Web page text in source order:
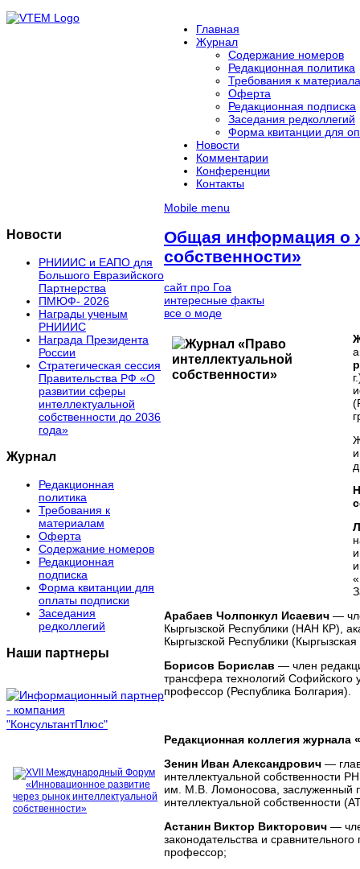
Главная
Журнал
Содержание номеров
Редакционная политика
Требования к
Оферта
Редакционная подписка
Заседания редколлегий
Форма квитанции для
Новости
Комментарии
Конференции
Контакты
Mobile menu
Новости
РНИИИС и ЕАПО для
Большого Евразийского
Партнерства
ПМЮФ- 2026
Награды ученым
РНИИИС
Награда Президента
России
Стратегическая сессия
Правительства РФ «О
развитии сферы
интеллектуальной
собственности до 2036
года»
Журнал
Редакционная
политика
Требования к
материалам
Оферта
Содержание номеров
Редакционная
подписка
Форма квитанции для
оплаты подписки
Заседания
редколлегий
Наши партнеры
Общая информация о
собственности»
сайт про Гоа
интересные факты
все о моде
Арабаев Чолпонкул Исаевич —
Кыргызской Республики (НАН КР),
Кыргызской Республики
Борисов Борислав — член
трансфера технологий Софийского
профессор (Республика Болгария).
Редакционная коллегия журнала
Зенин Иван Александрович —
интеллектуальной собственности
им. М.В. Ломоносова,
интеллектуальной собственности
Астанин Виктор Викторович —
законодательства и
профессор;